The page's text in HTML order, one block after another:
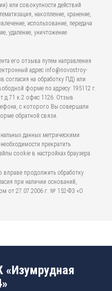
или совокупности действий
накопление, хранение,
использование, передача
удаление, уничтожение
его отзыва путем направления
адрес info@novostroy-
согласия на обработку ПД) или
форме по адресу: 195112 г.
д.71 к.2 офис 1126. Отзыв
с которого Вы совершали
обратной связи.
данных метрическими
прекратить
cookie в настройках браузера.
вправе продолжить обработку
при наличии оснований,
от 27.07.2006 г. № 152-ФЗ «О